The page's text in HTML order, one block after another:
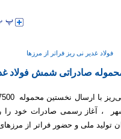
فولاد غدیر نی ریز فراتر از مرزها
صادراتی شمش فولاد
، آغاز رسمی صادرات خود را
تولید ملی و حضور فراتر از